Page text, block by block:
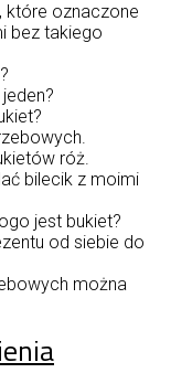
które oznaczone
bez takiego
róż.
bilecik z moimi
jest bukiet?
od siebie do
można